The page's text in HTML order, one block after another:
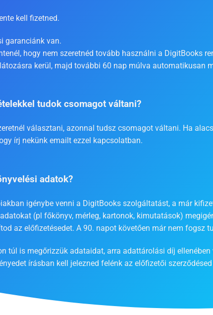
kell fizetned.
garanciánk van.
hogy nem szeretnéd tovább használni a DigitBooks
kerül, majd további 60 nap múlva automatikusan
tudok csomagot váltani?
választani, azonnal tudsz csomagot váltani. Ha
írj nekünk emailt ezzel kapcsolatban.
adatok?
igénybe venni a DigitBooks szolgáltatást, a már
(pl főkönyv, mérleg, kartonok, kimutatások)
az előfizetésedet. A 90. napot követően már nem fogsz
túl is megőrizzük adataidat, arra adattárolási díj
írásban kell jelezned felénk az előfizetői